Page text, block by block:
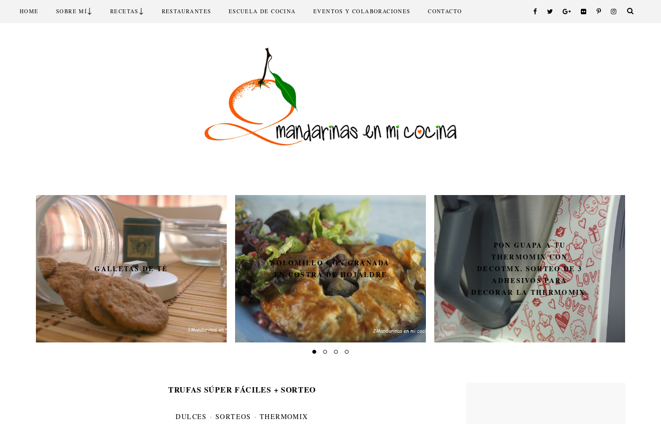
HOME SOBRE MÍ↓ RECETAS ↓ RESTAURANTES ESCUELA DE COCINA EVENTOS Y COLABORACIONES CONTACTO
GALLETAS DE TÉ
SOLOMILLO CON GRANADA
EN COSTRA DE HOJALDRE
PON GUAPA A TU
THERMOMIX CON
DECOTMX. SORTEO DE 3
ADHESIVOS PARA
DECORAR LA THERMOMIX.
TRUFAS SÚPER FÁCILES + SORTEO
DULCES · SORTEOS · THERMOMIX